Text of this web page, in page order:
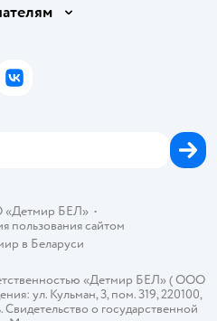
продажи
файлов cookie
карты
БЕЛ»•
пользования сайтом
в Беларуси
«Детмир БЕЛ» ( ООО
ул. Кульман, 3, пом. 319, 220100,
о государственной
ВКонтакте